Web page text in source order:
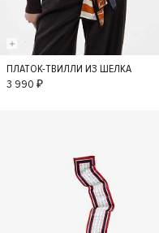
S
ПЛАТОК-ТВИЛЛИ ИЗ ШЕЛКА
3 990 ₽